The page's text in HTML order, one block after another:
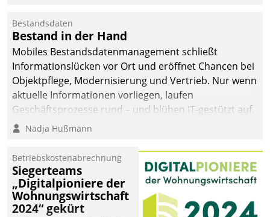
Bestandsdaten
Bestand in der Hand
Mobiles Bestandsdatenmanagement schließt
Informationslücken vor Ort und eröffnet Chancen bei
Objektpflege, Modernisierung und Vertrieb. Nur wenn
aktuelle Informationen vorliegen, laufen
Geschäftsprozesse rund – und blühen IT-gestützt auf.
Nadja Hußmann
Betriebskostenabrechnung
Siegerteams
„Digitalpioniere der
Wohnungswirtschaft
2024“ gekürt